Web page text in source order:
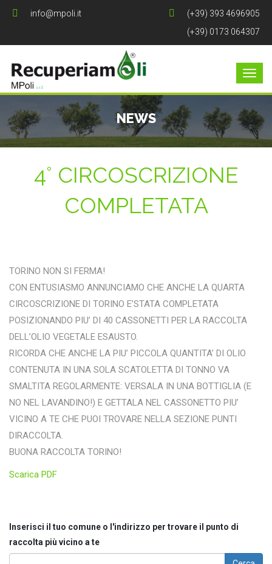
info@mpoli.it
(+39) 393 4696905
(+39) 0173 064307
NEWS
4° CIRCOSCRIZIONE
COMPLETATA
TORINO NON SI FERMA!
CON ENTUSIASMO ANNUNCIAMO CHE ANCHE LA QUARTA
CIRCOSCRIZIONE DI TORINO E’STATA COMPLETATA
POSIZIONANDO PIU’ DI 40 CASSONETTI PER LA RACCOLTA
DELL’OLIO VEGETALE ESAUSTO.
RICORDA CHE ANCHE LA PIU’ PICCOLA QUANTITA’ DI OLIO
CONTENUTA IN UNA SOLA SCATOLETTA DI TONNO VA
SMALTITA REGOLARMENTE: VERSALA IN UNA BOTTIGLIA (E
NO NEL LAVANDINO!) E GETTALA NEL CASSONETTO PIU’
VICINO A TE CHE PUOI TROVARE NELLA SEZIONE PUNTI
DIRACCOLTA.
BUONA RACCOLTA TORINO!
Scarica PDF
Inserisci il tuo comune o l'indirizzo per trovare il punto di
raccolta più vicino a te